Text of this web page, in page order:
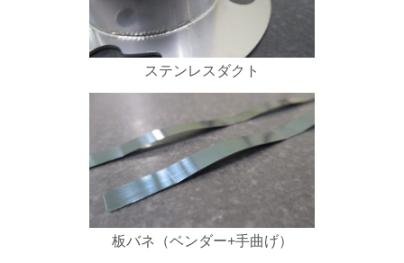
ステンレスダクト
板バネ（ベンダー+手曲げ）